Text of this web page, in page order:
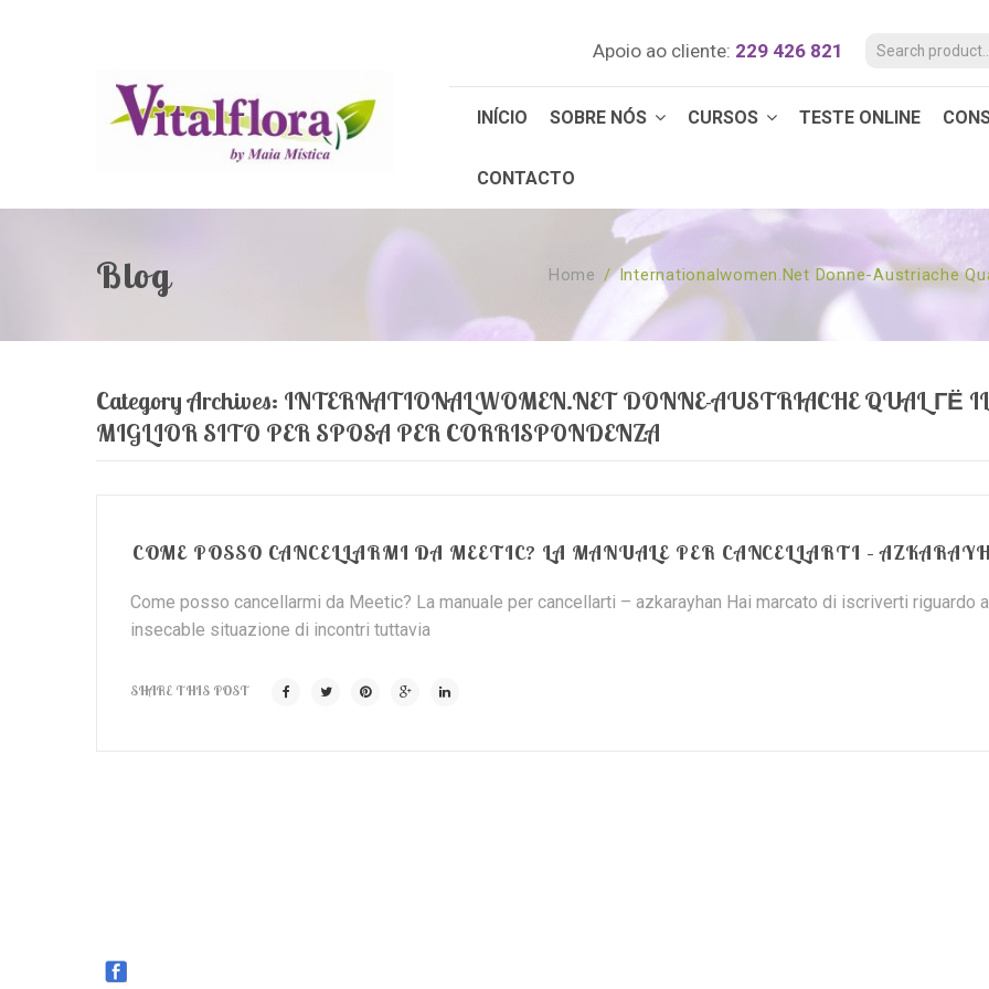
Apoio ao cliente: 229 426 821
INÍCIO SOBRE NÓS CURSOS TESTE ONLINE
CONTACTO
Blog Home / Internationalwomen.net Donne-Austriache
Category Archives: INTERNATIONALWOMEN.NET DONNE-AUSTRIACHE QUAL ГЁ
MIGLIOR SITO PER SPOSA PER CORRISPONDENZA
COME POSSO CANCELLARMI DA MEETIC? LA MANUALE PER CANCELLARTI –
Come posso cancellarmi da Meetic? La manuale per cancellarti – azkarayhan Hai marcato di iscriverti riguardo a
insecable situazione di incontri tuttavia
SHARE THIS POST